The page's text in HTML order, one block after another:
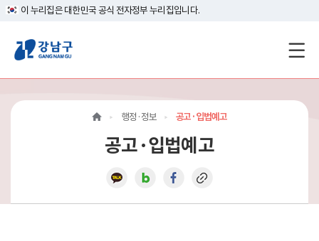
이 누리집은 대한민국 공식 전자정부 누리집입니다.
강
남
구
행정·정보 공고·입법예고
공고·입법예고